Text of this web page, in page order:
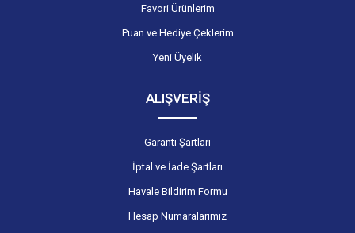
Favori Ürünlerim
Puan ve Hediye Çeklerim
Yeni Üyelik
ALIŞVERİŞ
Garanti Şartları
İptal ve İade Şartları
Havale Bildirim Formu
Hesap Numaralarımız